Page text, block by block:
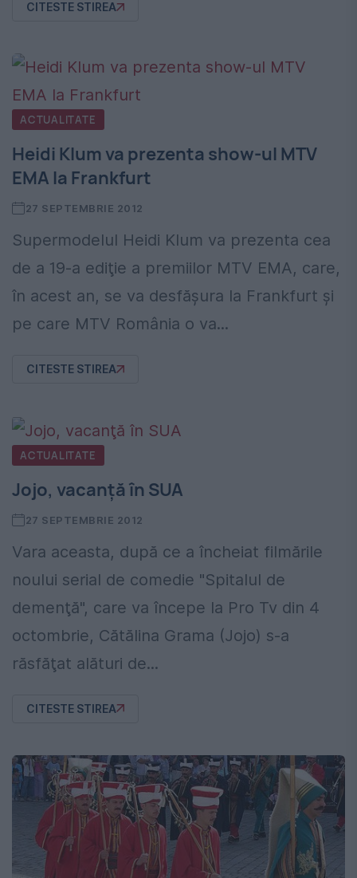
CITESTE STIREA
ACTUALITATE
Heidi Klum va prezenta show-ul MTV
EMA la Frankfurt
27 SEPTEMBRIE 2012
Supermodelul Heidi Klum va prezenta cea
de a 19-a ediţie a premiilor MTV EMA, care,
în acest an, se va desfăşura la Frankfurt şi
pe care MTV România o va...
CITESTE STIREA
ACTUALITATE
Jojo, vacanţă în SUA
27 SEPTEMBRIE 2012
Vara aceasta, după ce a încheiat filmările
noului serial de comedie "Spitalul de
demenţă", care va începe la Pro Tv din 4
octombrie, Cătălina Grama (Jojo) s-a
răsfăţat alături de...
CITESTE STIREA